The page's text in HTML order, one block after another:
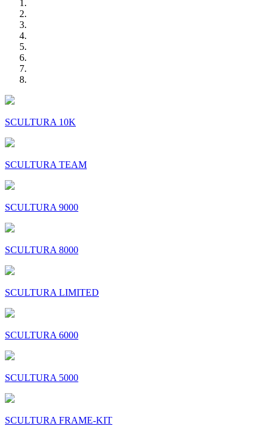
SCULTURA 10K
SCULTURA TEAM
SCULTURA 9000
SCULTURA 8000
SCULTURA LIMITED
SCULTURA 6000
SCULTURA 5000
SCULTURA FRAME-KIT